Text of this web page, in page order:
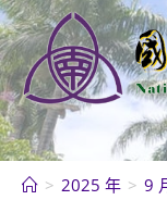
跳
轉
至
主
要
內
> 2025 年 > 9